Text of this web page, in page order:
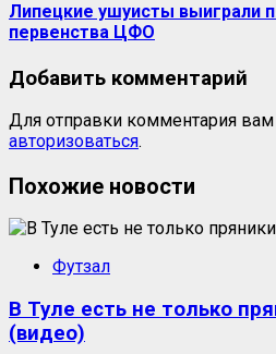
Липецкие ушуисты выиграли
первенства ЦФО
Добавить комментарий
Для отправки комментария
авторизоваться.
Похожие новости
Футзал
В Туле есть не только
(видео)